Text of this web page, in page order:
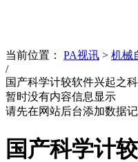
当前位置： PA视讯 > 机械
/
国产科学计较软件兴起之
暂时没有内容信息显示
请先在网站后台添加数据记
国产科学计